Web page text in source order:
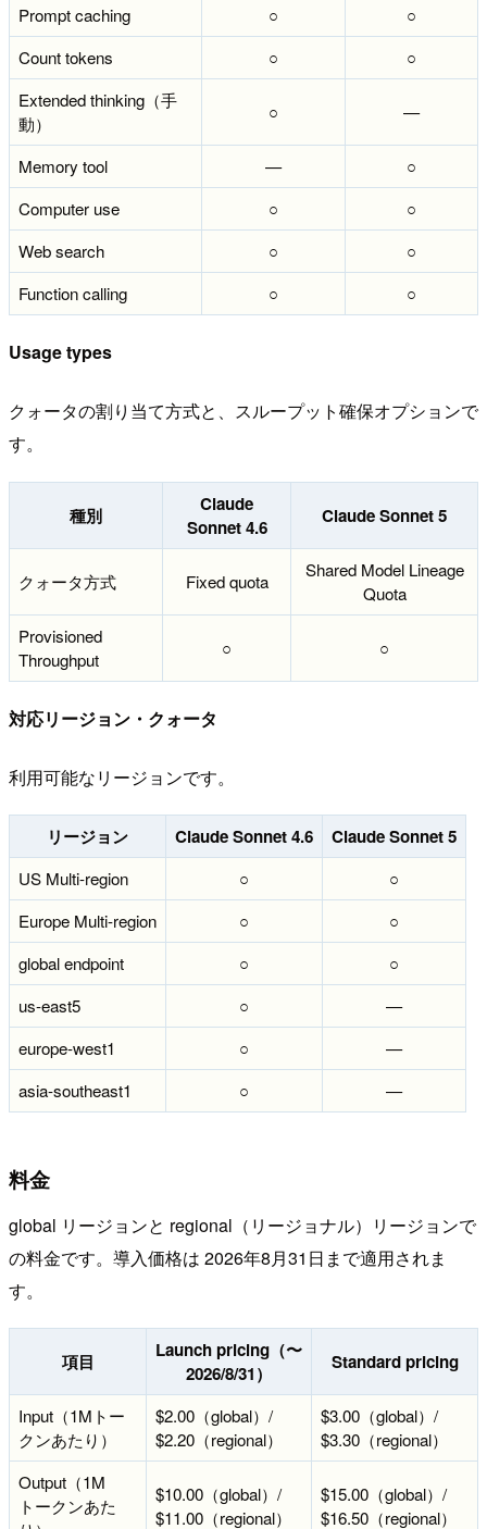
Prompt caching
○
○
Count tokens
○
○
Extended thinking（手
動）
○ —
Memory tool —
○
Computer use
○
○
Web search
○
○
Function calling
○ ○
Usage types
クォータの割り当て方式と、スループット確保オプションで
す。
種別
Claude
Sonnet 4.6
Claude Sonnet 5
クォータ方式 Fixed quota
Shared Model Lineage
Quota
Provisioned
Throughput
○ ○
対応リージョン・クォータ
利用可能なリージョンです。
リージョン Claude Sonnet 4.6 Claude Sonnet 5
US Multi-region ○
○
Europe Multi-region
○
○
global endpoint
○
○
us-east5
○
—
europe-west1
○
—
asia-southeast1
○ —
料金
global リージョンと regional（リージョナル）リージョンで
の料金です。導入価格は 2026年8月31日まで適用されま
す。
項目
Launch pricing（〜
2026/8/31）
Standard pricing
Input（1Mトー
クンあたり）
$2.00（global）/
$2.20（regional）
$3.00（global）/
$3.30（regional）
Output（1M
トークンあた
$10.00（global）/
$11.00（regional）
$15.00（global）/
$16.50（regional）